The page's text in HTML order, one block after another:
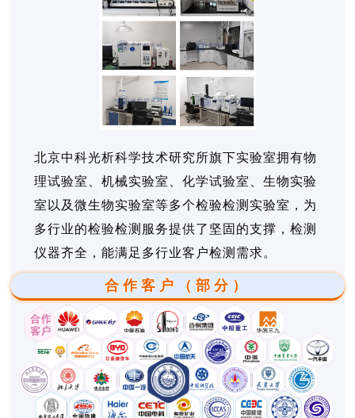
北京中科光析科学技术研究所旗下实验室拥有物
理试验室、机械实验室、化学试验室、生物实验
室以及微生物实验室等多个检验检测实验室，为
多行业的检验检测服务提供了坚固的支撑，检测
仪器齐全，能满足多行业客户检测需求。
合作客户（部分）